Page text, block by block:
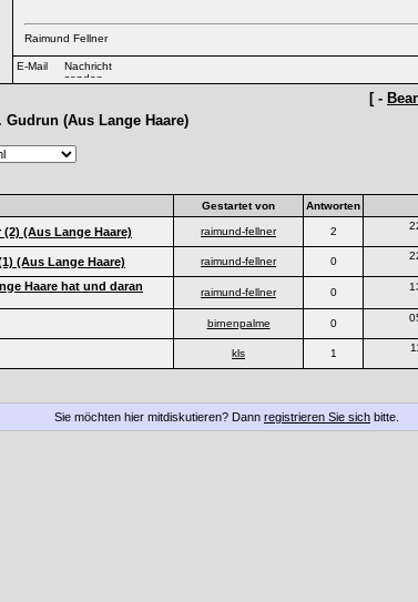
Raimund Fellner
[ -
Gudrun (Aus Lange Haare)
Gestartet von Antworten
(2) (Aus Lange Haare) raimund-fellner 2
(Aus Lange Haare) raimund-fellner 0
Haare hat und daran
raimund-fellner 0
birnenpalme 0
kls 1
Sie möchten hier mitdiskutieren? Dann registrieren Sie sich bitte.